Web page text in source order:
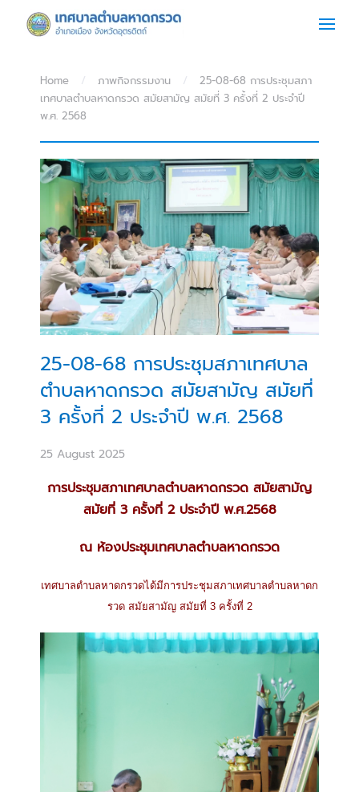
Skip to main content
Home ภาพกิจกรรมงาน
25-08-68 การประชุมสภา
เทศบาลตำบลหาดกรวด สมัยสามัญ สมัยที่ 3 ครั้งที่ 2 ประจำปี
พ.ศ. 2568
25-08-68 การประชุมสภาเทศบาล
ตำบลหาดกรวด สมัยสามัญ สมัยที่
3 ครั้งที่ 2 ประจำปี พ.ศ. 2568
25 August 2025
การประชุมสภาเทศบาลตำบลหาดกรวด สมัยสามัญ
สมัยที่ 3 ครั้งที่ 2 ประจำปี พ.ศ.2568
ณ ห้องประชุมเทศบาลตำบลหาดกรวด
เทศบาลตำบลหาดกรวดได้มีการประชุมสภาเทศบาลตำบลหาดก
รวด สมัยสามัญ สมัยที่ 3 ครั้งที่ 2